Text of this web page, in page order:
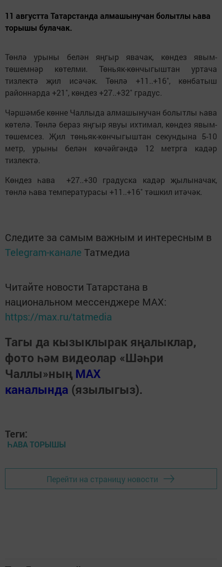
11 августта Татарстанда алмашынучан болытлы һава
торышы булачак.
Төнлә урыны белән яңгыр явачак, көндез явым-
төшемнәр көтелми. Төньяк-көнчыгыштан уртача
тизлектә җил исәчәк. Төнлә +11..+16˚, көнбатыш
районнарда +21˚, көндез +27..+32˚ градус.
Чәршәмбе көнне Чаллыда алмашынучан болытлы һава
көтелә. Төнлә бераз яңгыр явуы ихтимал, көндез явым-
төшемсез. Җил төньяк-көнчыгыштан секундына 5-10
метр, урыны белән көчәйгәндә 12 метрга кадәр
тизлектә.
Көндез һава +27..+30 градуска кадәр җылыначак,
төнлә һава температурасы +11..+16˚ тәшкил итәчәк.
Следите за самым важным и интересным в
Telegram-канале Татмедиа
Читайте новости Татарстана в
национальном мессенджере MАХ:
https://max.ru/tatmedia
Тагы да кызыклырак яңалыклар,
фото һәм видеолар «Шәһри
Чаллы»ның MAX
каналында (язылыгыз).
Теги:
ҺАВА ТОРЫШЫ
Перейти на страницу новости